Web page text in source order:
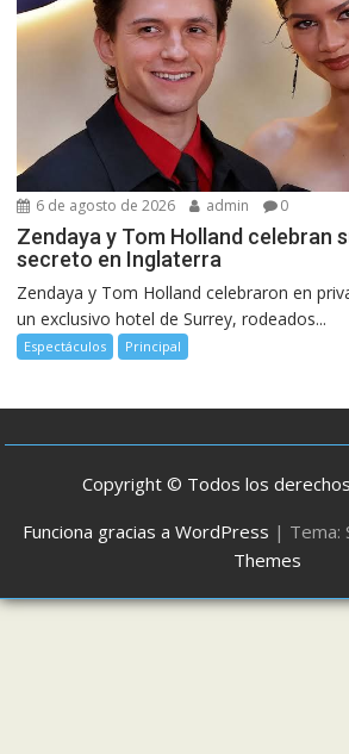
6 de agosto de 2026 admin 0
Zendaya y Tom Holland celebran
secreto en Inglaterra
Zendaya y Tom Holland celebraron en
un exclusivo hotel de Surrey, rodeados...
Espectáculos Principal
Copyright © Todos los
Funciona gracias a WordPress | Tema:
Themes